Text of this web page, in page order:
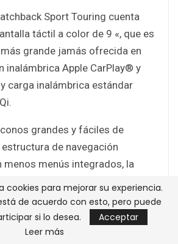
Sport Touring cuenta
táctil a color de 9 «, que es
grande jamás ofrecida en
inalámbrica Apple CarPlay® y
carga inalámbrica estándar
grandes y fáciles de
de navegación
menús integrados, la
botones físicos para las
y Atrás. Un reposamanos de
debajo de la
cookies para mejorar su experiencia.
de acuerdo con esto, pero puede
si lo desea.
Acceptar
Leer más